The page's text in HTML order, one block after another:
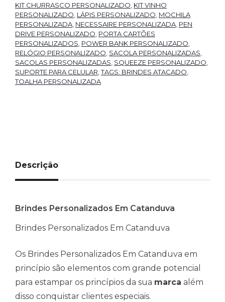
KIT CHURRASCO PERSONALIZADO KIT VINHO
PERSONALIZADO LÁPIS PERSONALIZADO MOCHILA
PERSONALIZADA NECESSAIRE PERSONALIZADA PEN
DRIVE PERSONALIZADO PORTA CARTÕES
PERSONALIZADOS POWER BANK PERSONALIZADO
RELÓGIO PERSONALIZADO SACOLA PERSONALIZADAS
SACOLAS PERSONALIZADAS SQUEEZE PERSONALIZADO
SUPORTE PARA CELULAR ,TAGS: BRINDES ATACADO
TOALHA PERSONALIZADA
Descrição
Brindes Personalizados Em Catanduva
Brindes Personalizados Em Catanduva
Os Brindes Personalizados Em Catanduva em
princípio são elementos com grande potencial
para estampar os princípios da sua marca além
disso conquistar clientes especiais.